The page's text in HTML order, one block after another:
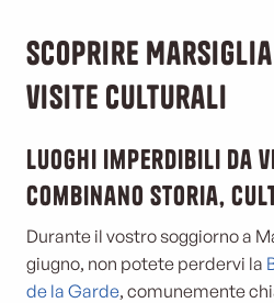
Scoprire Marsiglia
visite culturali
Luoghi imperdibili da
combinano storia,
Durante il vostro soggiorno a
giugno, non potete perdervi la
de la Garde, comunemente